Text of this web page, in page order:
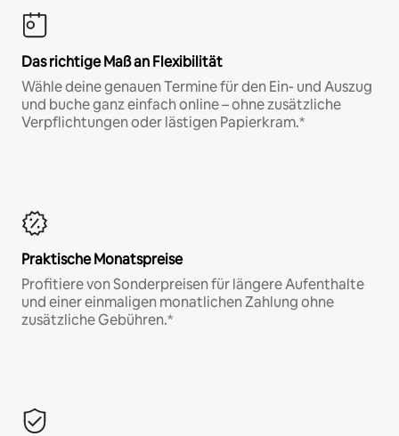
Das richtige Maß an Flexibilität
Wähle deine genauen Termine für den Ein- und Auszug
und buche ganz einfach online – ohne zusätzliche
Verpflichtungen oder lästigen Papierkram.*
Praktische Monatspreise
Profitiere von Sonderpreisen für längere Aufenthalte
und einer einmaligen monatlichen Zahlung ohne
zusätzliche Gebühren.*